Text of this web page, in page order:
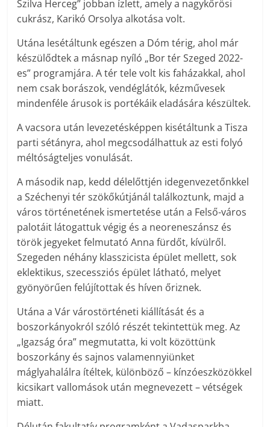
Szilva Herceg” jobban ízlett, amely a nagykőrösi
cukrász, Karikó Orsolya alkotása volt.
Utána lesétáltunk egészen a Dóm térig, ahol már
készülődtek a másnap nyíló „Bor tér Szeged 2022-
es” programjára. A tér tele volt kis faházakkal, ahol
nem csak borászok, vendéglátók, kézművesek
mindenféle árusok is portékáik eladására készültek.
A vacsora után levezetésképpen kisétáltunk a Tisza
parti sétányra, ahol megcsodálhattuk az esti folyó
méltóságteljes vonulását.
A második nap, kedd délelőttjén idegenvezetőnkkel
a Széchenyi tér szökőkútjánál találkoztunk, majd a
város történetének ismertetése után a Felső-város
palotáit látogattuk végig és a neoreneszánsz és
török jegyeket felmutató Anna fürdőt, kívülről.
Szegeden néhány klasszicista épület mellett, sok
eklektikus, szecessziós épület látható, melyet
gyönyörűen felújítottak és híven őriznek.
Utána a Vár várostörténeti kiállítását és a
boszorkányokról szóló részét tekintettük meg. Az
„Igazság óra” megmutatta, ki volt közöttünk
boszorkány és sajnos valamennyiünket
máglyahalálra ítéltek, különböző – kínzóeszközökkel
kicsikart vallomások után megnevezett – vétségek
miatt.